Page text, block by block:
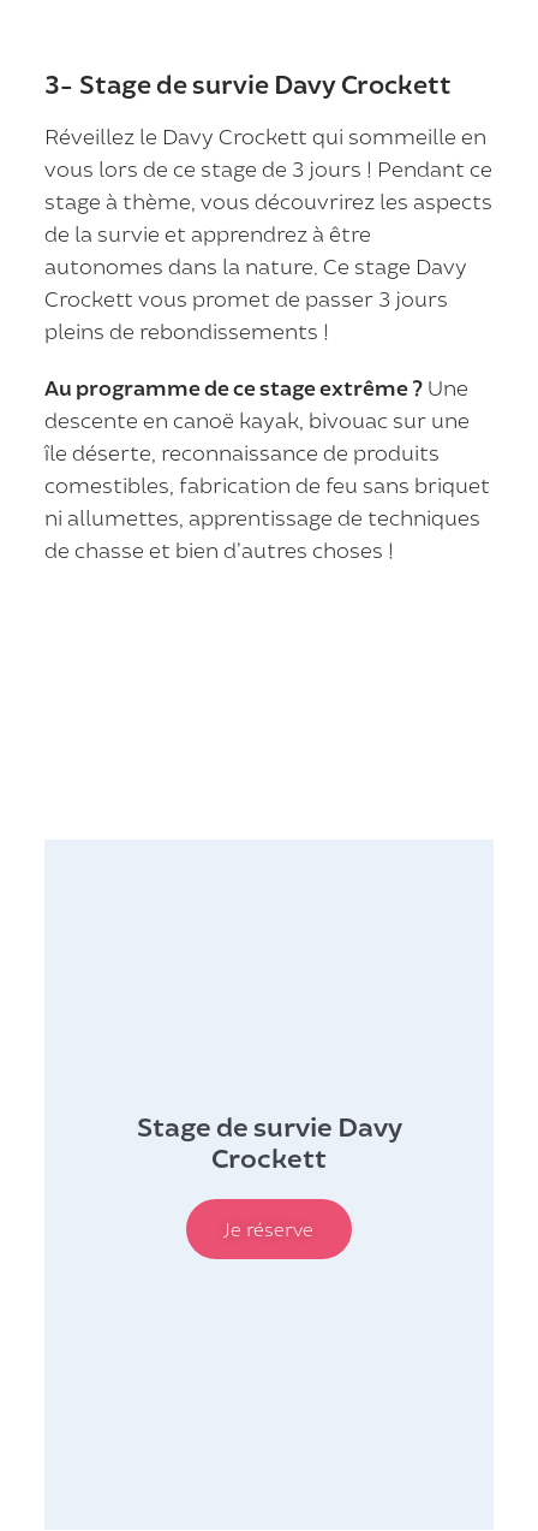
3- Stage de survie Davy Crockett
Réveillez le Davy Crockett qui sommeille en
vous lors de ce stage de 3 jours ! Pendant ce
stage à thème, vous découvrirez les aspects
de la survie et apprendrez à être
autonomes dans la nature. Ce stage Davy
Crockett vous promet de passer 3 jours
pleins de rebondissements !
Au programme de ce stage extrême ? Une
descente en canoë kayak, bivouac sur une
île déserte, reconnaissance de produits
comestibles, fabrication de feu sans briquet
ni allumettes, apprentissage de techniques
de chasse et bien d’autres choses !
Stage de survie Davy
Crockett
Je réserve